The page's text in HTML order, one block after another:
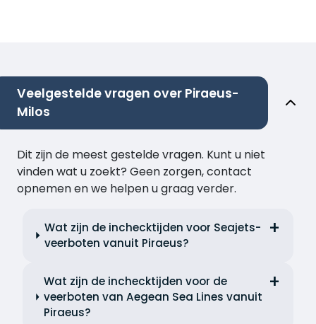
Veelgestelde vragen over Piraeus-
Milos
Dit zijn de meest gestelde vragen. Kunt u niet
vinden wat u zoekt? Geen zorgen, contact
opnemen en we helpen u graag verder.
Wat zijn de inchecktijden voor Seajets-
veerboten vanuit Piraeus?
Wat zijn de inchecktijden voor de
veerboten van Aegean Sea Lines vanuit
Piraeus?